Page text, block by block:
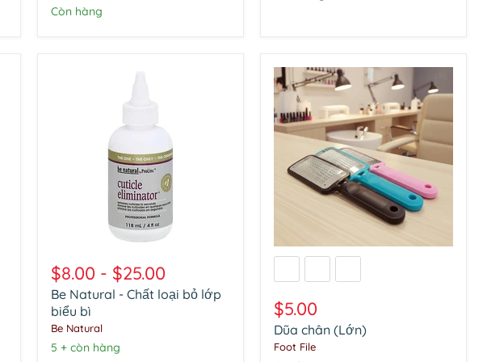
Pedicure
Còn hàng
Natural
-
Chất
loại
bỏ
lớp
biểu
$8.00 - $25.00
Be Natural - Chất loại bỏ lớp
biểu bì
Be Natural
5 + còn hàng
Dũa
(Lớn)
$5.00
Dũa chân (Lớn)
Foot File